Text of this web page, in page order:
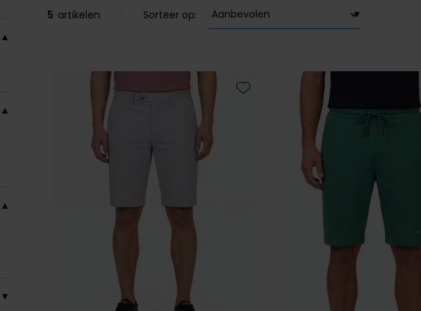
5 artikelen Sorteer op:
Toevoegen aan favorieten